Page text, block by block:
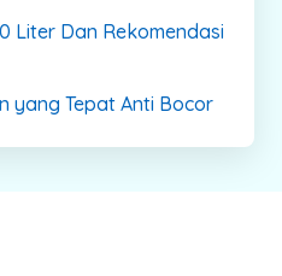
Liter Dan Rekomendasi
yang Tepat Anti Bocor